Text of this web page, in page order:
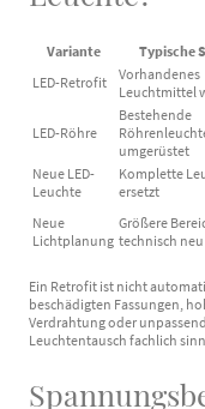
Variante Typische
LED-Retrofit
Vorhandenes
Leuchtmittel
LED-Röhre
Bestehende
umgerüstet
Neue LED-
Leuchte
Komplette
ersetzt
Neue
Lichtplanung
Größere
technisch
Ein Retrofit ist nicht
beschädigten Fassungen,
Verdrahtung oder
Leuchtentausch fachlich